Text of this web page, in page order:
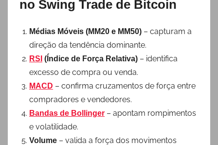
no Swing Trade de Bitcoin
Médias Móveis (MM20 e MM50) – capturam a
direção da tendência dominante.
RSI (Índice de Força Relativa) – identifica
excesso de compra ou venda.
MACD – confirma cruzamentos de força entre
compradores e vendedores.
Bandas de Bollinger – apontam rompimentos
e volatilidade.
Volume – valida a força dos movimentos